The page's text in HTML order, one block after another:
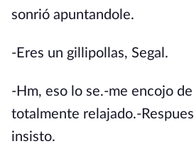
sonrió apuntandole.
-Eres un gillipollas, Segal.
-Hm, eso lo se.-me encojo
totalmente relajado.-
insisto.